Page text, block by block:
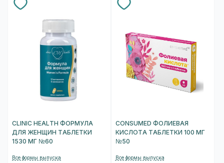
CLINIC HEALTH ФОРМУЛА
ДЛЯ ЖЕНЩИН ТАБЛЕТКИ
1530 МГ №60
Все формы выпуска
CONSUMED ФОЛИЕВАЯ
КИСЛОТА ТАБЛЕТКИ 100 МГ
№50
Все формы выпуска